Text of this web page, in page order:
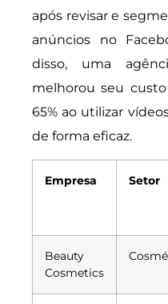
após revisar e
anúncios no
disso, uma
melhorou seu
65% ao utilizar
de forma eficaz.
Empresa Setor
Beauty
Cosmetics